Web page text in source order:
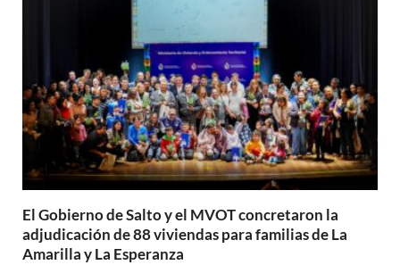
El Gobierno de Salto y el MVOT concretaron la
adjudicación de 88 viviendas para familias de La
Amarilla y La Esperanza